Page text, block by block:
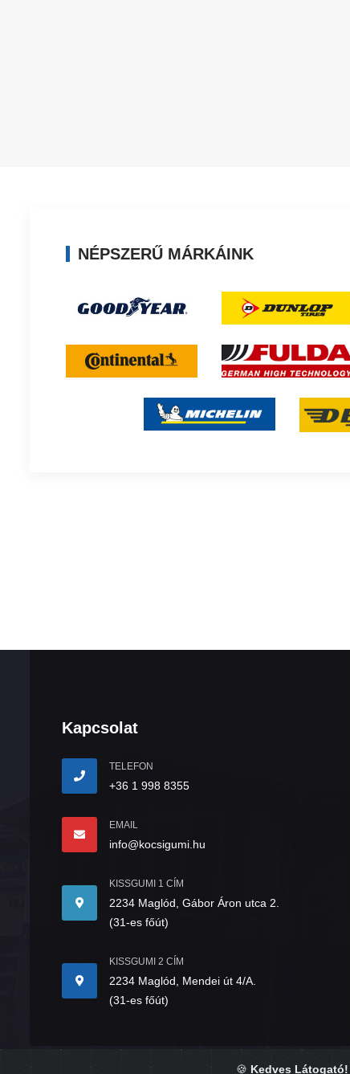
NÉPSZERŰ MÁRKÁINK
🍪 Kedves Látogató!
Kapcsolat
TELEFON
+36 1 998 8355
EMAIL
info@kocsigumi.hu
KISSGUMI 1 CÍM
2234 Maglód, Gábor Áron utca 2.
(31-es főút)
KISSGUMI 2 CÍM
2234 Maglód, Mendei út 4/A.
(31-es főút)